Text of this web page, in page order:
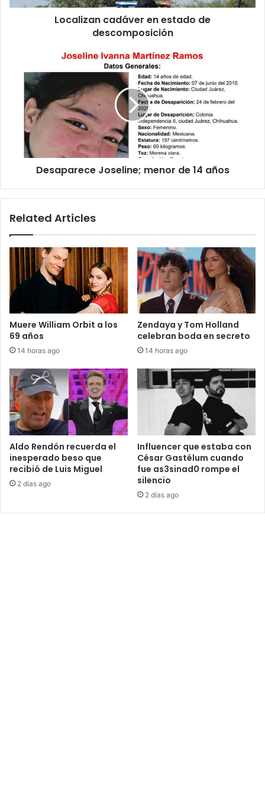
Localizan cadáver en estado de
descomposición
menor
años
Desaparece Joseline; menor de 14 años
Related Articles
Muere William Orbit a los
69 años
14 horas ago
Zendaya y Tom Holland
celebran boda en secreto
14 horas ago
Aldo Rendón recuerda el
inesperado beso que
recibió de Luis Miguel
2 días ago
Influencer que estaba con
César Gastélum cuando
fue as3sinad0 rompe el
silencio
2 días ago